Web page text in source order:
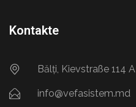
Kontakte
Bălți, Kievstraße 114 A
info@vefasistem.md